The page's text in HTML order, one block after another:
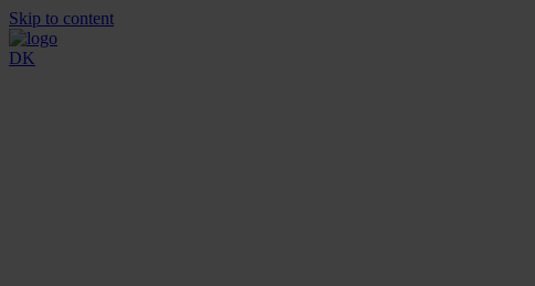
Skip to content
DK